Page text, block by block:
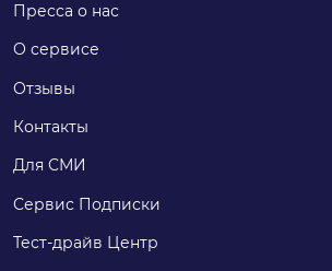
Пресса о нас
О сервисе
Отзывы
Контакты
Для СМИ
Сервис Подписки
Тест-драйв Центр